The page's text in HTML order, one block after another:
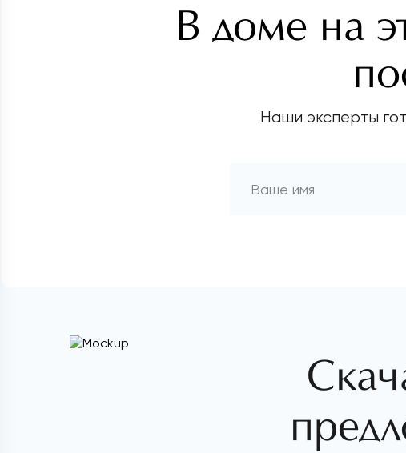
В доме на
Наши эксперты